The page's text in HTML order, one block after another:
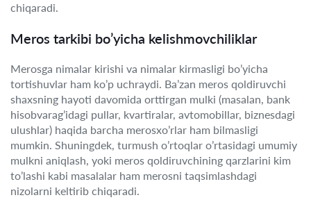
chiqaradi.
Meros tarkibi bo’yicha kelishmovchiliklar
Merosga nimalar kirishi va nimalar kirmasligi bo’yicha
tortishuvlar ham ko’p uchraydi. Ba’zan meros qoldiruvchi
shaxsning hayoti davomida orttirgan mulki (masalan, bank
hisobvarag’idagi pullar, kvartiralar, avtomobillar, biznesdagi
ulushlar) haqida barcha merosxo’rlar ham bilmasligi
mumkin. Shuningdek, turmush o’rtoqlar o’rtasidagi umumiy
mulkni aniqlash, yoki meros qoldiruvchining qarzlarini kim
to’lashi kabi masalalar ham merosni taqsimlashdagi
nizolarni keltirib chiqaradi.